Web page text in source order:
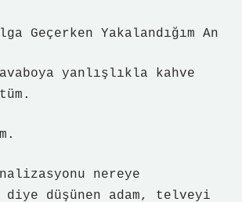
Geçerken Yakalandığım An
yanlışlıkla kahve
nereye
diye düşünen adam, telveyi